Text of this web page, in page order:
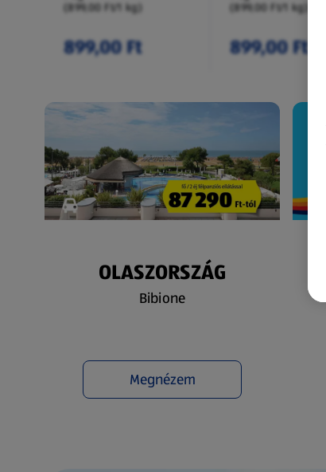
(899,00 Ft/1 kg)
899,00 Ft
(899,00 Ft/1 kg)
899,00 Ft
OLASZORSZÁG
Bibione
Megnézem